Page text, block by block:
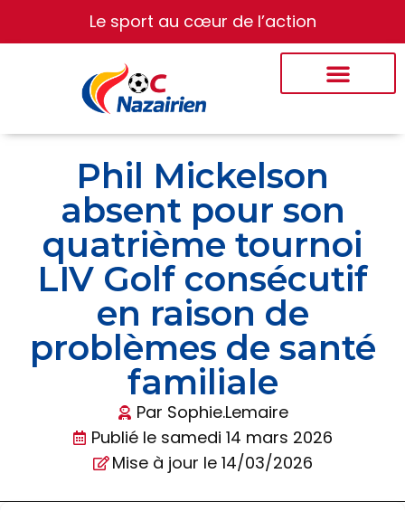
Le sport au cœur de l’action
Phil Mickelson
absent pour son
quatrième tournoi
LIV Golf consécutif
en raison de
problèmes de santé
familiale
Par Sophie.Lemaire
Publié le samedi 14 mars 2026
Mise à jour le 14/03/2026